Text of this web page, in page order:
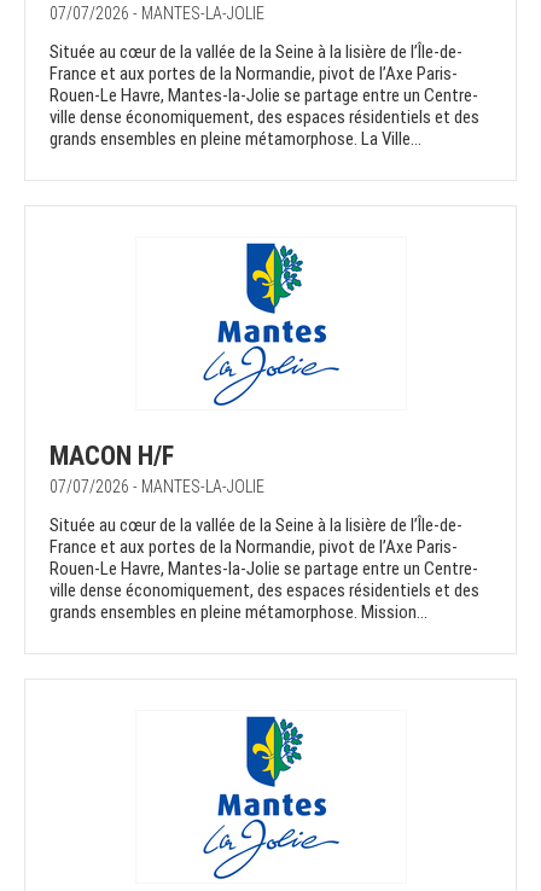
07/07/2026 - MANTES-LA-JOLIE
Située au cœur de la vallée de la Seine à la lisière de l’Île-de-
France et aux portes de la Normandie, pivot de l’Axe Paris-
Rouen-Le Havre, Mantes-la-Jolie se partage entre un Centre-
ville dense économiquement, des espaces résidentiels et des
grands ensembles en pleine métamorphose. La Ville...
MACON H/F
07/07/2026 - MANTES-LA-JOLIE
Située au cœur de la vallée de la Seine à la lisière de l’Île-de-
France et aux portes de la Normandie, pivot de l’Axe Paris-
Rouen-Le Havre, Mantes-la-Jolie se partage entre un Centre-
ville dense économiquement, des espaces résidentiels et des
grands ensembles en pleine métamorphose. Mission...